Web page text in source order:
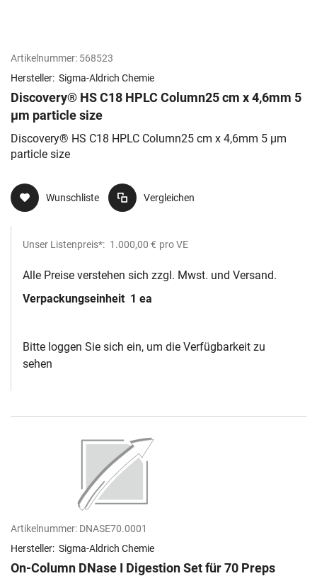
Artikelnummer: 568523
Hersteller: Sigma-Aldrich Chemie
Discovery® HS C18 HPLC Column25 cm x 4,6mm 5
µm particle size
Discovery® HS C18 HPLC Column25 cm x 4,6mm 5 µm
particle size
Wunschliste Vergleichen
Unser Listenpreis*: 1.000,00 € pro VE
Alle Preise verstehen sich zzgl. Mwst. und Versand.
Verpackungseinheit 1 ea
Bitte loggen Sie sich ein, um die Verfügbarkeit zu
sehen
Artikelnummer: DNASE70.0001
Hersteller: Sigma-Aldrich Chemie
On-Column DNase I Digestion Set für 70 Preps